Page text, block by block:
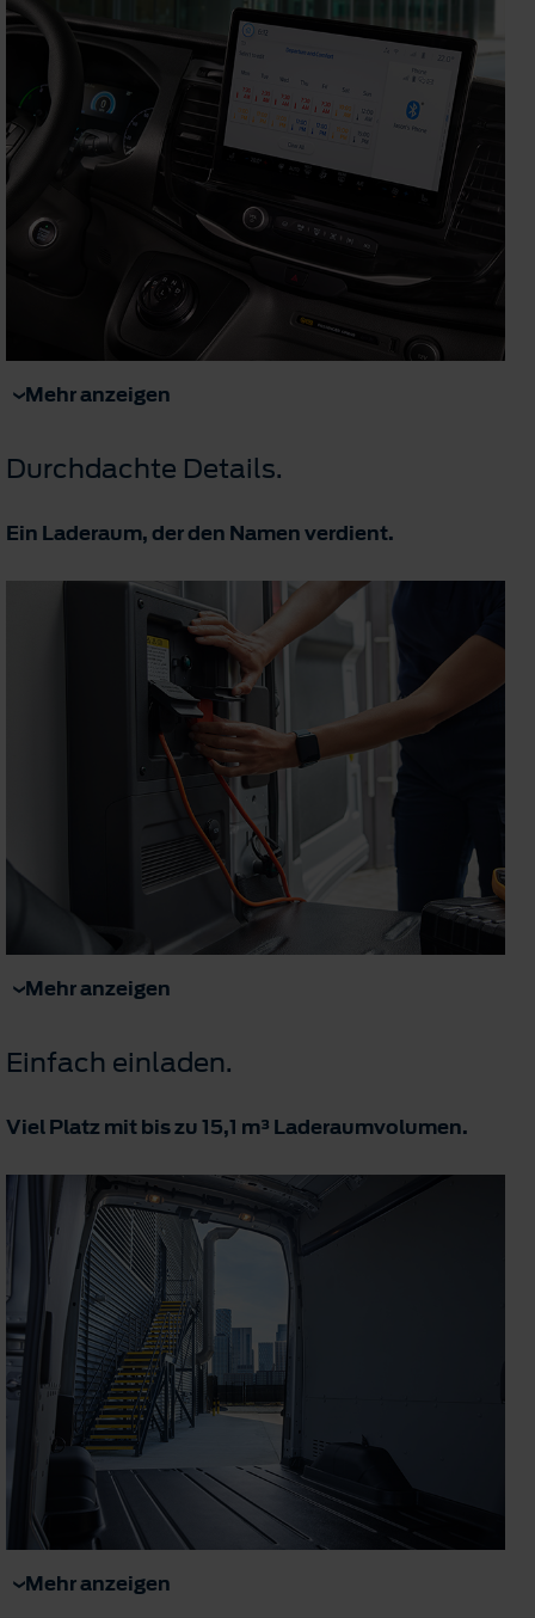
Mehr anzeigen
Durchdachte Details.
Ein Laderaum, der den Namen verdient.
Mehr anzeigen
Einfach einladen.
Viel Platz mit bis zu 15,1 m³ Laderaumvolumen.
Mehr anzeigen